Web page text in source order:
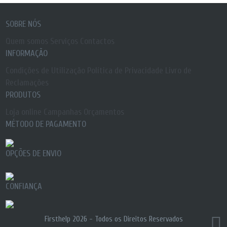
SOBRE NÓS
INFORMAÇÃO
PRODUTOS
MÉTODO DE PAGAMENTO
OPÇÕES DE ENVIO
CONFIANÇA
Firsthelp 2026 - Todos os Direitos Reservados